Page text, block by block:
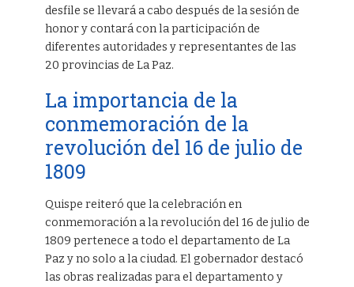
desfile se llevará a cabo después de la sesión de
honor y contará con la participación de
diferentes autoridades y representantes de las
20 provincias de La Paz.
La importancia de la
conmemoración de la
revolución del 16 de julio de
1809
Quispe reiteró que la celebración en
conmemoración a la revolución del 16 de julio de
1809 pertenece a todo el departamento de La
Paz y no solo a la ciudad. El gobernador destacó
las obras realizadas para el departamento y